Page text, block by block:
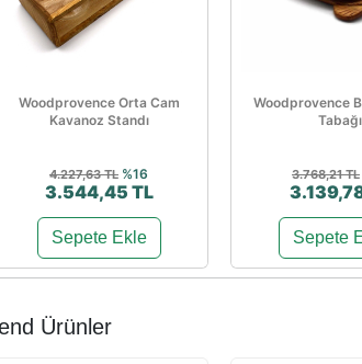
Woodprovence Orta Cam
Kavanoz Standı
4.227,63 TL %16
3.544,45 TL
Sepete Ekle
Woodprovence
Tabağı
3.768,21 TL
Sepete
Ürünler